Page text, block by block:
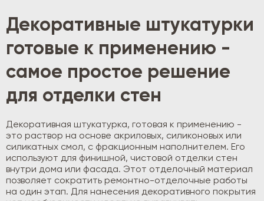
Декоративные штукатурки
готовые к применению -
самое простое решение
для отделки стен
Декоративная штукатурка, готовая к применению -
это раствор на основе акриловых, силиконовых или
силикатных смол, с фракционным наполнителем. Его
используют для финишной, чистовой отделки стен
внутри дома или фасада. Этот отделочный материал
позволяет сократить ремонтно-отделочные работы
на один этап. Для нанесения декоративного покрытия